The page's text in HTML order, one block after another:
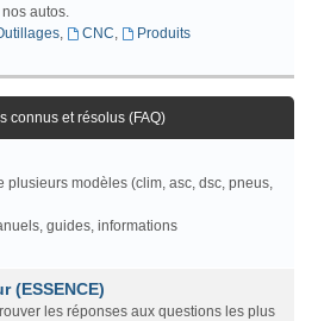
autos.
, CNC,
Produits
connus et résolus (FAQ)
plusieurs modèles (clim, asc, dsc, pneus,
guides, informations
(ESSENCE)
les réponses aux questions les plus